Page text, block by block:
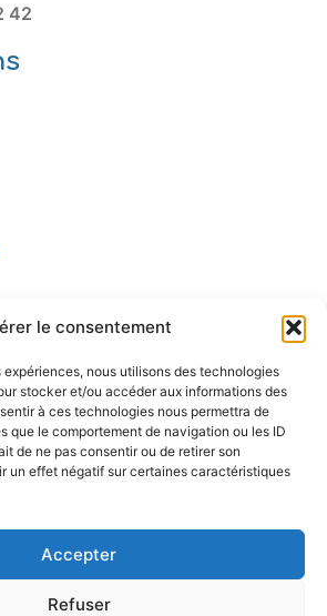
le consentement
expériences, nous utilisons des technologies
stocker et/ou accéder aux informations des
à ces technologies nous permettra de
que le comportement de navigation ou les ID
de ne pas consentir ou de retirer son
un effet négatif sur certaines caractéristiques
Accepter
Refuser
42